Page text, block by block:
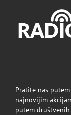
Pratite nas
najnovijim
putem